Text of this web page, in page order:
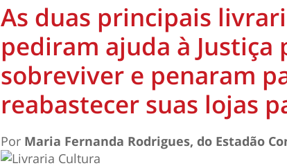
As duas principais
pediram ajuda à Justiça
sobreviver e penaram
reabastecer suas lojas
Por Maria Fernanda Rodrigues, do Estadão